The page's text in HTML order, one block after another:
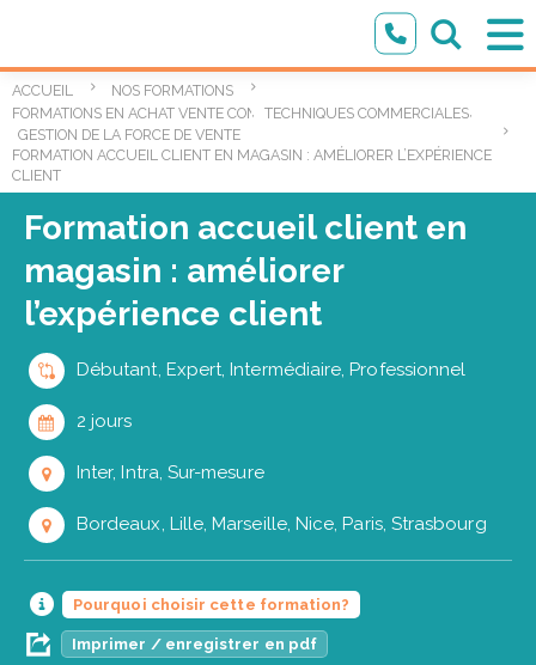
ACCUEIL
NOS FORMATIONS
FORMATIONS EN ACHAT VENTE COMMERCIAL
, TECHNIQUES COMMERCIALES,
GESTION DE LA FORCE DE VENTE
FORMATION ACCUEIL CLIENT EN MAGASIN : AMÉLIORER L’EXPÉRIENCE
CLIENT
Formation accueil client en
magasin : améliorer
l’expérience client
Débutant, Expert, Intermédiaire, Professionnel
2 jours
Inter, Intra, Sur-mesure
Bordeaux, Lille, Marseille, Nice, Paris, Strasbourg
Pourquoi choisir cette formation?
Imprimer / enregistrer en pdf